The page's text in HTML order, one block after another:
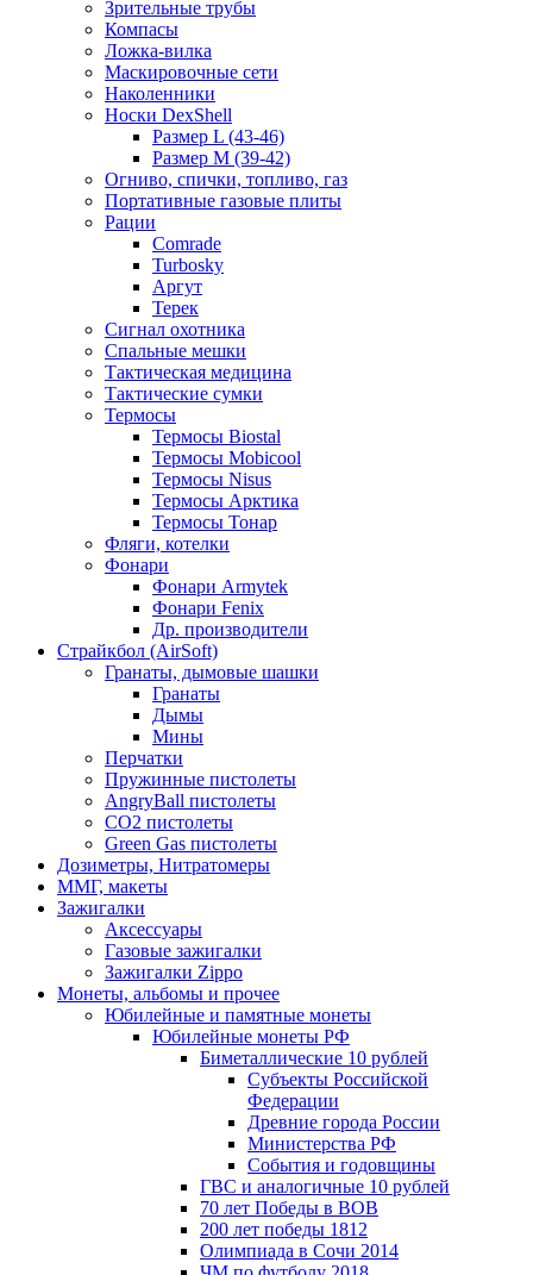
Зрительные трубы
Компасы
Ложка-вилка
Маскировочные сети
Наколенники
Носки DexShell
Размер L (43-46)
Размер M (39-42)
Огниво, спички, топливо, газ
Портативные газовые плиты
Рации
Comrade
Turbosky
Аргут
Терек
Сигнал охотника
Спальные мешки
Тактическая медицина
Тактические сумки
Термосы
Термосы Biostal
Термосы Mobicool
Термосы Nisus
Термосы Арктика
Термосы Тонар
Фляги, котелки
Фонари
Фонари Armytek
Фонари Fenix
Др. производители
Страйкбол (AirSoft)
Гранаты, дымовые шашки
Гранаты
Дымы
Мины
Перчатки
Пружинные пистолеты
AngryBall пистолеты
CO2 пистолеты
Green Gas пистолеты
Дозиметры, Нитратомеры
ММГ, макеты
Зажигалки
Аксессуары
Газовые зажигалки
Зажигалки Zippo
Монеты, альбомы и прочее
Юбилейные и памятные монеты
Юбилейные монеты РФ
Биметаллические 10 рублей
Субъекты Российской
Федерации
Древние города России
Министерства РФ
События и годовщины
ГВС и аналогичные 10 рублей
70 лет Победы в ВОВ
200 лет победы 1812
Олимпиада в Сочи 2014